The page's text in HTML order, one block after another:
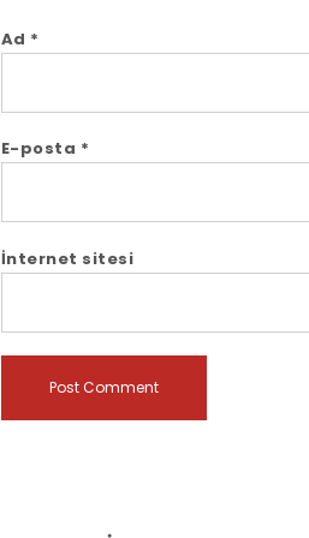
Ad *
E-posta *
İnternet sitesi